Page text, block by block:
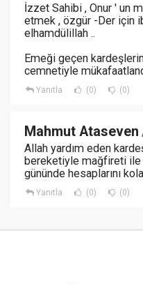
İzzet Sahibi , Onur ' un
etmek , özgür -Der için
elhamdülillah ..
Emeği geçen
cemnetiyle
Yanıtla (0) (0)
Mahmut Ataseven
Allah yardım eden
bereketiyle mağfireti ile
gününde hesaplarını
Yanıtla (0) (0)